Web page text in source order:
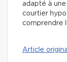
adapté à
courtier
comprendre
Article